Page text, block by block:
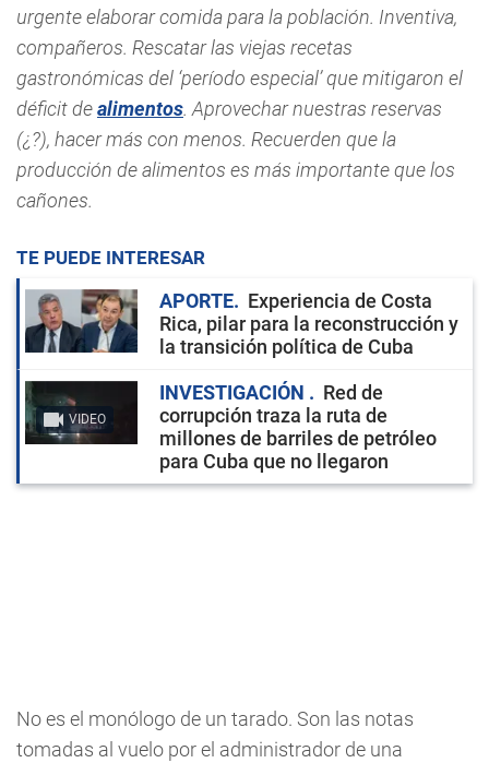
urgente elaborar comida para la población. Inventiva,
compañeros. Rescatar las viejas recetas
gastronómicas del ‘período especial’ que mitigaron el
déficit dealimentos. Aprovechar nuestras reservas
(¿?), hacer más con menos. Recuerden que la
producción de alimentos es más importante que los
cañones.
TE PUEDE INTERESAR
APORTE
Experiencia de Costa
Rica, pilar para la reconstrucción y
la transición política de Cuba
VIDEO
INVESTIGACIÓN
Red de
corrupción traza la ruta de
millones de barriles de petróleo
para Cuba que no llegaron
No es el monólogo de un tarado. Son las notas
tomadas al vuelo por el administrador de una